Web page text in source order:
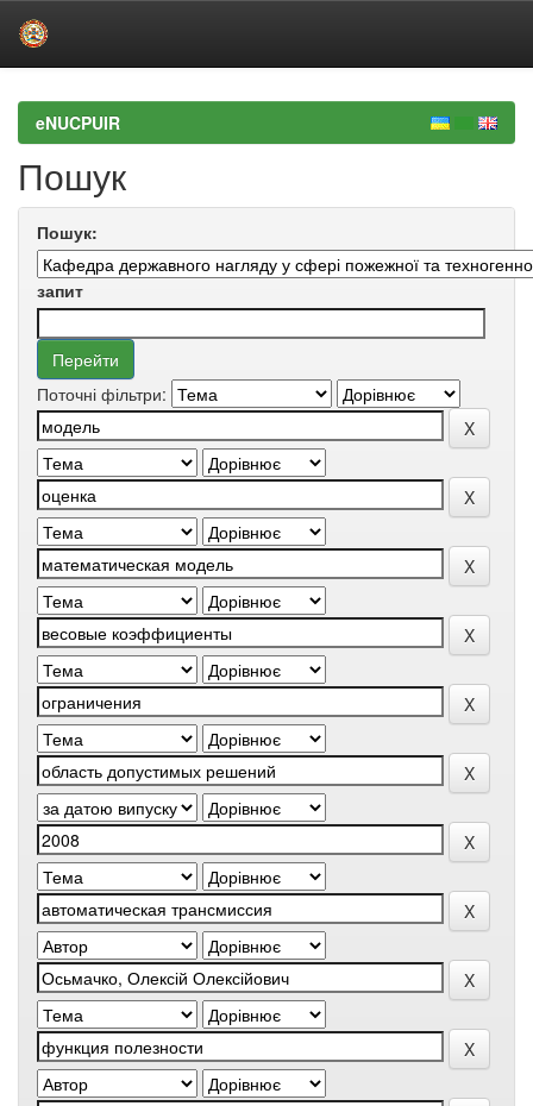
navigationeNUCPUIR
Пошук
Пошук:
запит
Поточні фільтри: